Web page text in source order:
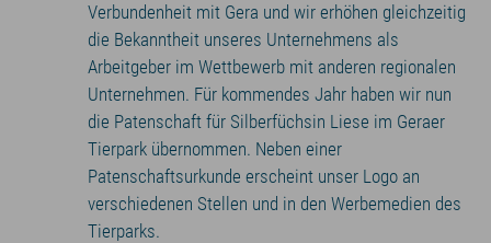
Verbundenheit mit Gera und wir erhöhen gleichzeitig
die Bekanntheit unseres Unternehmens als
Arbeitgeber im Wettbewerb mit anderen regionalen
Unternehmen. Für kommendes Jahr haben wir nun
die Patenschaft für Silberfüchsin Liese im Geraer
Tierpark übernommen. Neben einer
Patenschaftsurkunde erscheint unser Logo an
verschiedenen Stellen und in den Werbemedien des
Tierparks.